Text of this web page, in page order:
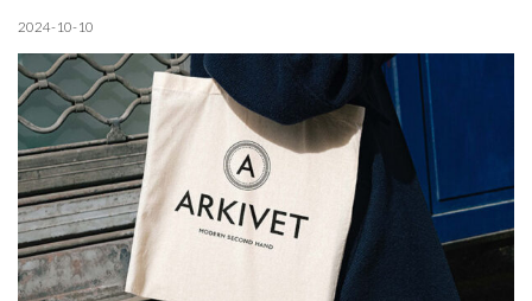
2024-10-10